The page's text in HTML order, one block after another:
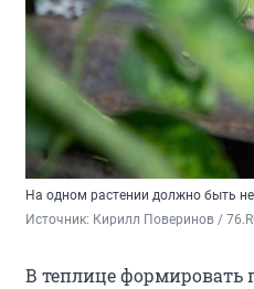
На одном растении должно быть не
Источник: Кирилл Поверинов /
В теплице